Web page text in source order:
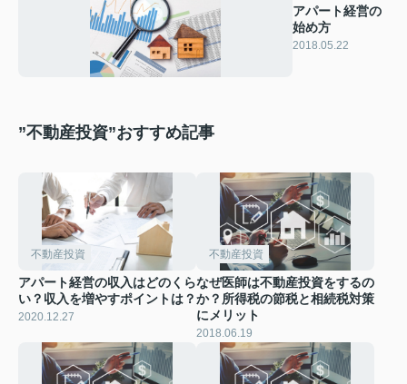
アパート経営の
始め方
2018.05.22
”不動産投資”おすすめ記事
不動産投資
アパート経営の収入はどのくら
い？収入を増やすポイントは？
2020.12.27
不動産投資
なぜ医師は不動産投資をするの
か？所得税の節税と相続税対策
にメリット
2018.06.19